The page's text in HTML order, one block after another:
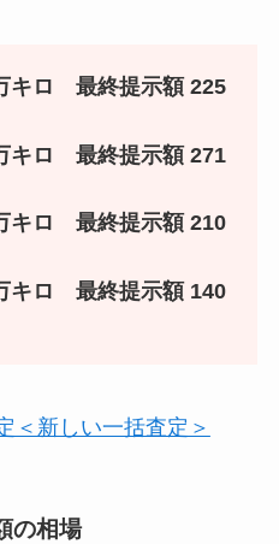
キロ 最終提示額 225
キロ 最終提示額 271
キロ 最終提示額 210
キロ 最終提示額 140
＜新しい一括査定＞
の相場